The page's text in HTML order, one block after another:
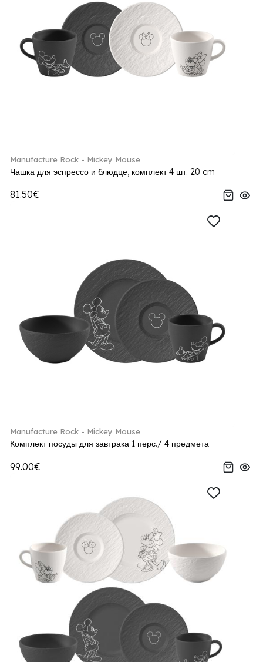
Manufacture Rock - Mickey Mouse
Чашка для эспрессо и блюдце, комплект 4 шт. 20 cm
81.50€
Manufacture Rock - Mickey Mouse
Комплект посуды для завтрака 1 перс./ 4 предмета
99.00€